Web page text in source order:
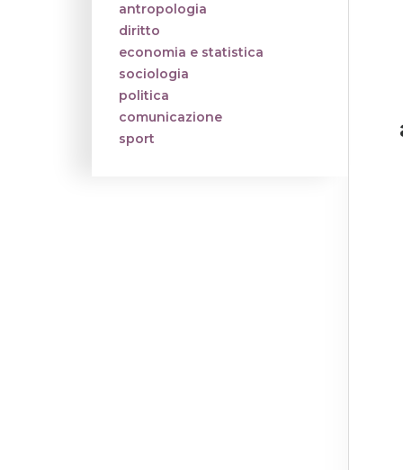
antropologia
diritto
economia e statistica
sociologia
politica
comunicazione
sport